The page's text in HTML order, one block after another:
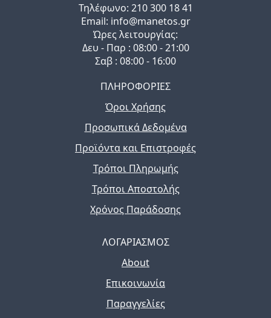
Τηλέφωνo: 210 300 18 41
Email: info@manetos.gr
Ώρες λειτουργίας:
Δευ - Παρ : 08:00 - 21:00
Σαβ : 08:00 - 16:00
ΠΛΗΡΟΦΟΡΙΕΣ
Όροι Χρήσης
Προσωπικά Δεδομένα
Προϊόντα και Επιστροφές
Τρόποι Πληρωμής
Τρόποι Αποστολής
Χρόνος Παράδοσης
ΛΟΓΑΡΙΑΣΜΟΣ
About
Επικοινωνία
Παραγγελίες